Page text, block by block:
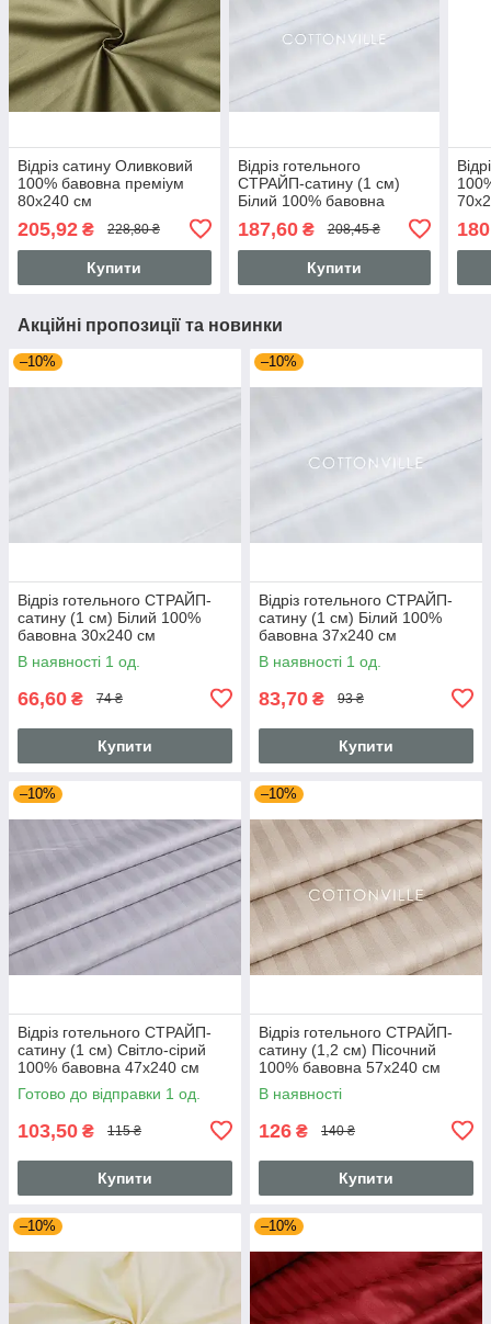
Відріз сатину Оливковий
100% бавовна преміум
80х240 см
205,92 ₴ 228,80 ₴
Купити
Відріз готельного
СТРАЙП-сатину (1 см)
Білий 100% бавовна
187,60₴ 208,45 ₴
Купити
Акційні пропозиції та новинки
–10%
Відріз готельного СТРАЙП-
сатину (1 см) Білий 100%
бавовна 30х240 см
В наявності 1 од.
66,60 ₴ 74 ₴
Купити
–10%
Відріз готельного СТРАЙП-
сатину (1 см) Білий 100%
бавовна 37х240 см
В наявності 1 од.
83,70 ₴ 93 ₴
Купити
–10%
Відріз готельного СТРАЙП-
сатину (1 см) Світло-сірий
100% бавовна 47х240 см
Готово до відправки 1 од.
103,50 ₴ 115 ₴
Купити
–10%
Відріз готельного СТРАЙП-
сатину (1,2 см) Пісочний
100% бавовна 57х240 см
В наявності
126 ₴ 140 ₴
Купити
–10% –10%